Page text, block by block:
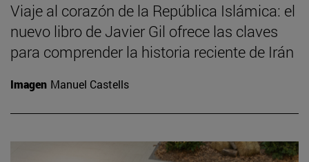
Viaje al corazón de la República Islámica: el
nuevo libro de Javier Gil ofrece las claves
para comprender la historia reciente de Irán
Imagen Manuel Castells